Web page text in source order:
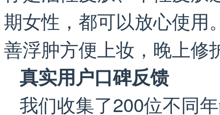
期女性，都可以放心使用
善浮肿方便上妆，晚上修
真实用户口碑反馈
我们收集了200位不同